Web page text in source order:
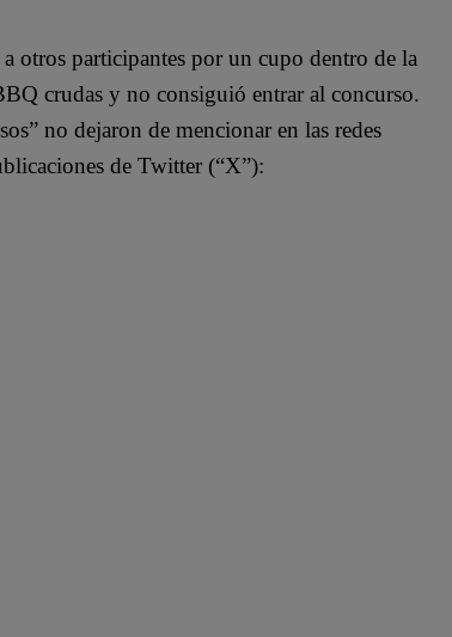
otros participantes por un cupo dentro de la
crudas y no consiguió entrar al concurso.
no dejaron de mencionar en las redes
de Twitter (“X”):